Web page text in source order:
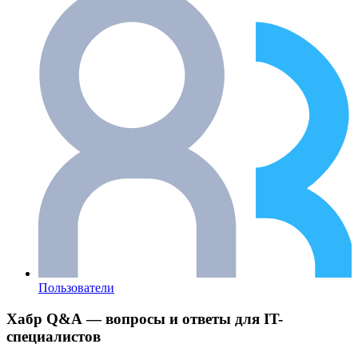
Пользователи
Хабр Q&A — вопросы и ответы для IT-
специалистов